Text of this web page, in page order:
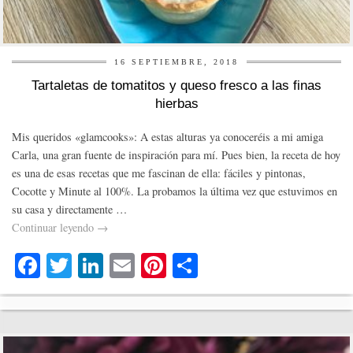
16 SEPTIEMBRE, 2018
Tartaletas de tomatitos y queso fresco a las finas
hierbas
Mis queridos «glamcooks»: A estas alturas ya conoceréis a mi amiga
Carla, una gran fuente de inspiración para mí. Pues bien, la receta de hoy
es una de esas recetas que me fascinan de ella: fáciles y pintonas,
Cocotte y Minute al 100%. La probamos la última vez que estuvimos en
su casa y directamente …
Continuar leyendo →
Fa
ce
bo
ok
T
wi
tte
r
Li
nk
ed
In
E
m
ail
Pi
nt
er
es
o
m
pa